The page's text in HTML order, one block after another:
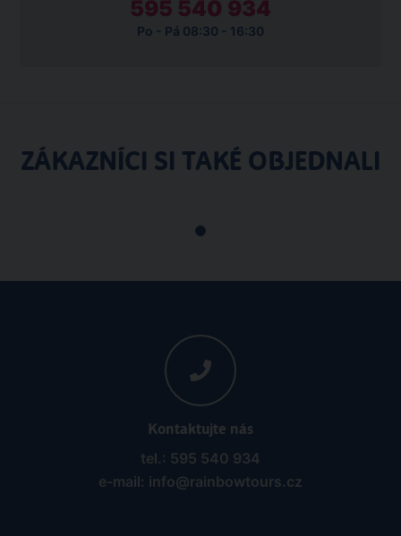
595 540 934
Po - Pá 08:30 - 16:30
ZÁKAZNÍCI SI TAKÉ OBJEDNALI
Kontaktujte nás
tel.: 595 540 934
e-mail: info@rainbowtours.cz